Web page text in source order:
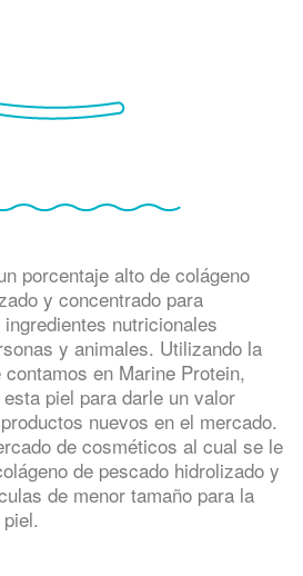
porcentaje alto de colágeno
y concentrado para
nutricionales
y animales. Utilizando la
en Marine Protein,
piel para darle un valor
nuevos en el mercado.
de cosméticos al cual se le
de pescado hidrolizado y
de menor tamaño para la